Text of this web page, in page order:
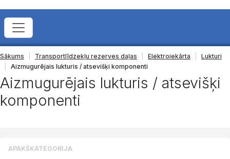
Sākums Transportlīdzekļu rezerves daļas Elektroiekārta
Lukturi
Aizmugurējais lukturis / atsevišķi komponenti
Aizmugurējais lukturis / atsevišķi
komponenti
APAKŠKATEGORIJA